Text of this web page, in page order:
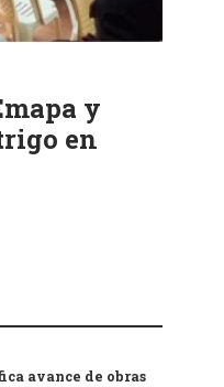
y
en
avance de obras